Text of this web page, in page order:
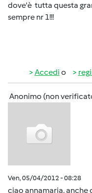
dove'è tutta questa
sempre nr 1!!!
Accedi o
Anonimo (non
Ven, 05/04/2012 - 08:28
ciao annamaria, anche